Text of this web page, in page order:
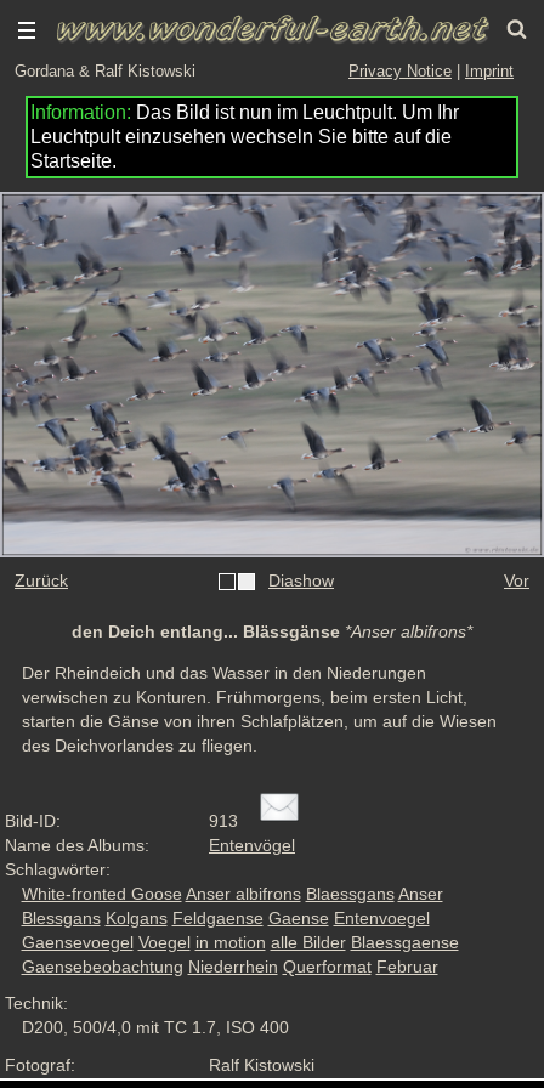
Gordana & Ralf Kistowski Privacy Notice Imprint
Das Bild ist nun im Leuchtpult. Um Ihr
Leuchtpult einzusehen wechseln Sie bitte auf die
Startseite.
Zurück Diashow Vor
den Deich entlang... Blässgänse *Anser albifrons*
Der Rheindeich und das Wasser in den Niederungen
verwischen zu Konturen. Frühmorgens, beim ersten Licht,
starten die Gänse von ihren Schlafplätzen, um auf die Wiesen
des Deichvorlandes zu fliegen.
Bild-ID:
913
Name des Albums:
Entenvögel
Schlagwörter:
White-fronted Goose Anser albifrons Blaessgans Anser
Blessgans Kolgans Feldgaense Gaense Entenvoegel
Gaensevoegel Voegel in motion alle Bilder Blaessgaense
Gaensebeobachtung Niederrhein Querformat Februar
Technik:
D200, 500/4,0 mit TC 1.7, ISO 400
Fotograf:
Ralf Kistowski